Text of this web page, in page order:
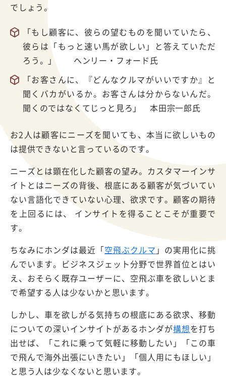
でしょう。
「もし顧客に、彼らの望むものを聞いていたら、
彼らは「もっと速い馬が欲しい」と答えていただ
ろう。」 ヘンリー・フォード氏
「お客さんに、『どんなクルマがいいですか』と
聞くバカがいるか。お客さんは分からないんだ。
聞くのではなくてじっと見ろ」 本田宗一郎氏
お2人は顧客にニーズを聞いても、本当に欲しいもの
は提供できないと言っているのです。
ニーズとは顕在化した顧客の望み。カスタマーインサ
イトとはニーズの背後、根底にある顧客が気づいてい
ない言語化できていない心理、欲求です。顧客の期待
を上回るには、 インサイトを得ることこそが重要で
す。
ちなみにホンダは最近「空飛ぶクルマ 」の実用化に挑
んでいます。ビジネスジェット分野で世界首位とはい
え、おそらく既存ユーザーに、空飛ぶ車を欲しいとま
で希望する人は少ないかと思います。
しかし、車を欲しがる気持ちの根底にある欲求、移動
についての深いインサイトがあるホンダが構想を打ち
出せば、「これに乗って気軽に移動したい」「この車
で飛んで海外出張にいきたい」「個人用にもほしい」
と思う人は少なくないと思います。